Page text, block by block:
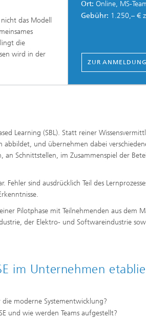
das Modell
die
wird in der
Ort: Online, MS-
Gebühr: 1.250,– €
ZUR ANMELDUNG
Learning (SBL). Statt reiner
und übernehmen dabei
an Schnittstellen, im Zusammenspiel der
sind ausdrücklich Teil des
Pilotphase mit Teilnehmenden aus dem
der Elektro- und Softwareindustrie
im Unternehmen
moderne Systementwicklung?
und wie werden Teams aufgestellt?